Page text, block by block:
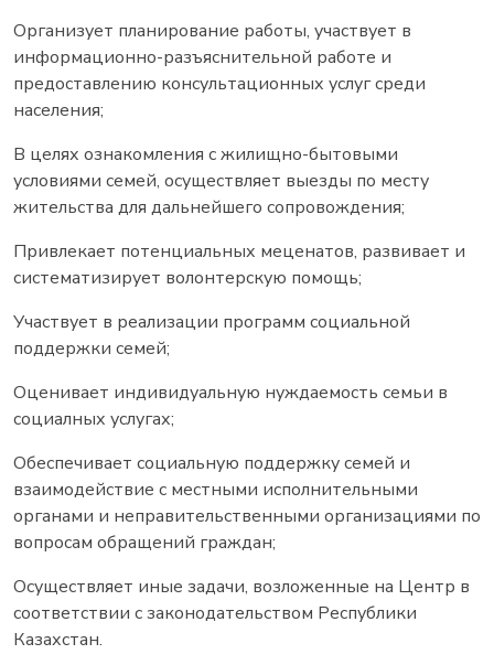
Организует планирование работы, участвует в
информационно-разъяснительной работе и
предоставлению консультационных услуг среди
населения;
В целях ознакомления с жилищно-бытовыми
условиями семей, осуществляет выезды по месту
жительства для дальнейшего сопровождения;
Привлекает потенциальных меценатов, развивает и
систематизирует волонтерскую помощь;
Участвует в реализации программ социальной
поддержки семей;
Оценивает индивидуальную нуждаемость семьи в
социалных услугах;
Обеспечивает социальную поддержку семей и
взаимодействие с местными исполнительными
органами и неправительственными организациями по
вопросам обращений граждан;
Осуществляет иные задачи, возложенные на Центр в
соответствии с законодательством Республики
Казахстан.